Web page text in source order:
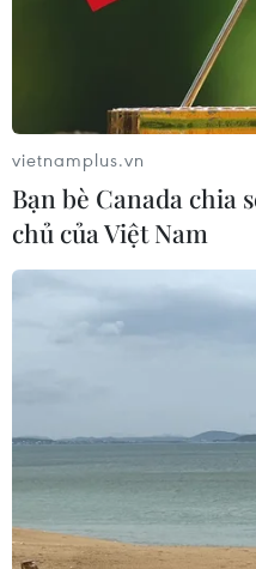
Tinh dầu vitamin E là một
da, không chỉ giúp ngăn
mà còn cung cấp độ ẩm
thâm do chấn thương
Uống vitamin C
vietnamplus.vn
Bạn bè Canada chia
chủ của Việt Nam